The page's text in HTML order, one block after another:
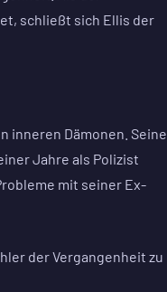
schließt sich Ellis der
inneren Dämonen. Seine
Jahre als Polizist
mit seiner Ex-
der Vergangenheit zu